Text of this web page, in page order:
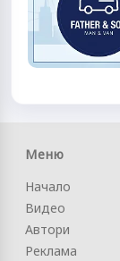
Меню
Начало
Видео
Автори
Реклама